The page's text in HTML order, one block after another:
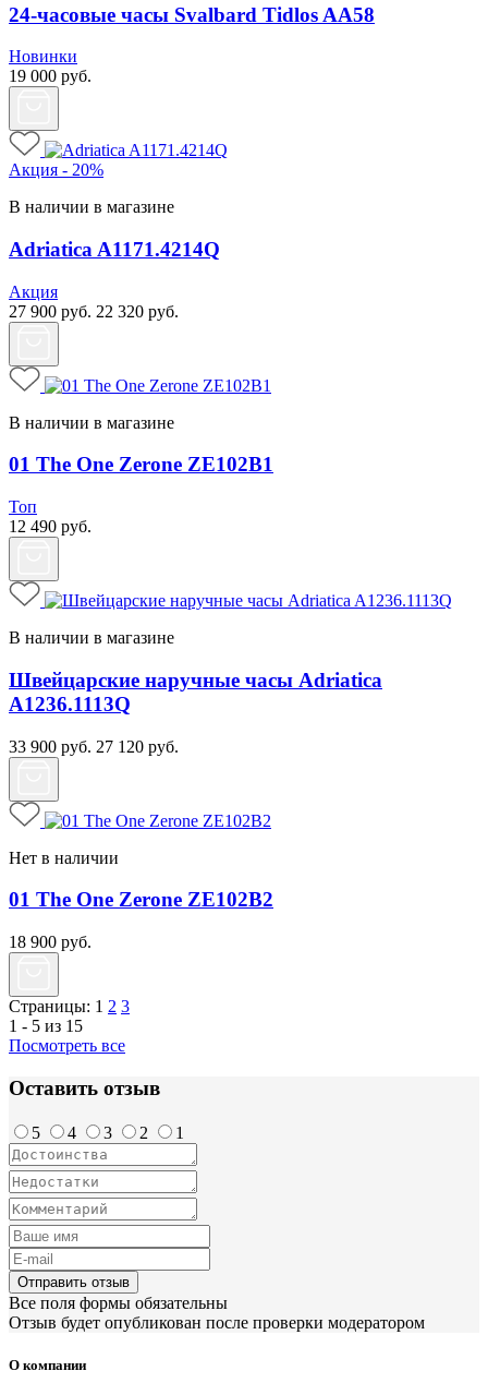
24-часовые часы Svalbard Tidlos AA58
Новинки
19 000 руб.
Акция - 20%
В наличии в магазине
Adriatica A1171.4214Q
Акция
27 900 руб. 22 320 руб.
В наличии в магазине
01 The One Zerone ZE102B1
Топ
12 490 руб.
В наличии в магазине
Швейцарские наручные часы Adriatica
A1236.1113Q
33 900 руб. 27 120 руб.
Нет в наличии
01 The One Zerone ZE102B2
18 900 руб.
Страницы: 1 2 3
1 - 5 из 15
Посмотреть все
Оставить отзыв
5 4 3 2 1
Отправить отзыв
Все поля формы обязательны
Отзыв будет опубликован после проверки модератором
О компании